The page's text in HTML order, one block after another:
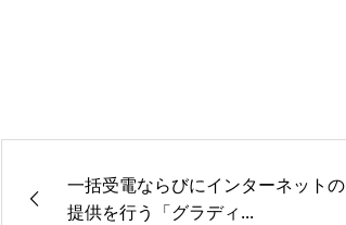
一括受電ならびにインターネットの
提供を行う「グラディ...